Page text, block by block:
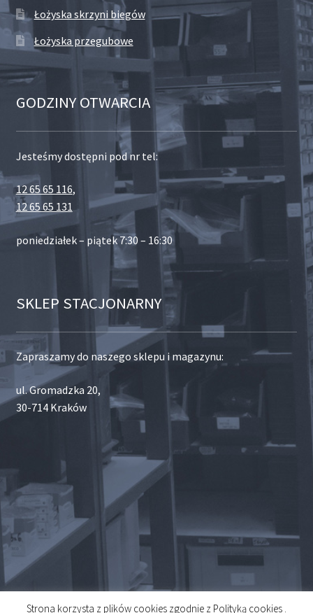
Łożyska skrzyni biegów
Łożyska przegubowe
GODZINY OTWARCIA
Jesteśmy dostępni pod nr tel:
12 65 65 116,
12 65 65 131
poniedziałek – piątek 7:30 – 16:30
SKLEP STACJONARNY
Zapraszamy do naszego sklepu i magazynu:
ul. Gromadzka 20,
30-714 Kraków
Strona korzysta z plików cookies zgodnie z Polityką cookies .